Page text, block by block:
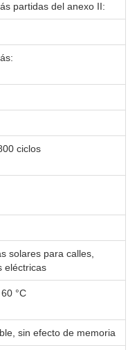
partidas del anexo II:
ciclos
solares para calles,
eléctricas
°C
sin efecto de memoria